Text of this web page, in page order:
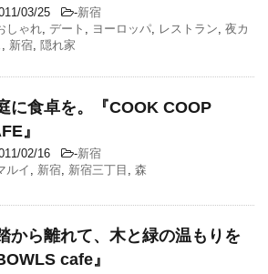
03/25 -新宿
しゃれ, デート , ヨーロッパ, レストラン, 夜カ
, 新宿, 隠れ家
に食卓を。『COOK COOP
』
02/16 -新宿
ルイ , 新宿, 新宿三丁目 , 森
から離れて、木と緑の温もりを
cafe』